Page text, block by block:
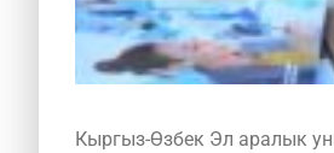
Кыргыз-Өзбек Эл аралык